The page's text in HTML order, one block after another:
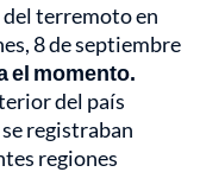
del terremoto en
8 de septiembre
el momento.
del país
registraban
regiones